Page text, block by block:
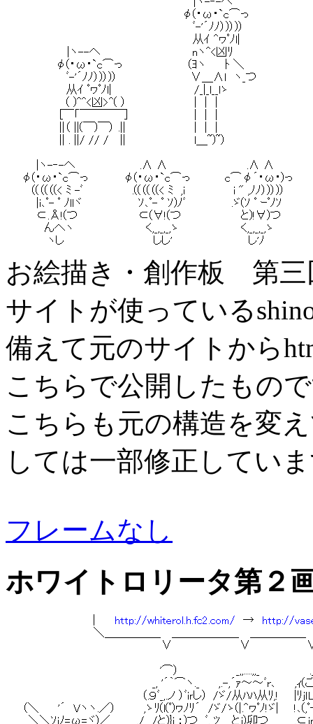
お絵描き・創作板 第三
サイトが使っている
備えて元のサイトから
こちらで公開したもの
こちらも元の構造を変
しては一部修正してい
フレームなし
ホワイトロリータ第２